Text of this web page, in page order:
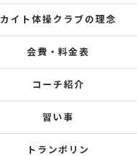
カイト体操クラブの理念
会費・料金表
コーチ紹介
習い事
トランポリン